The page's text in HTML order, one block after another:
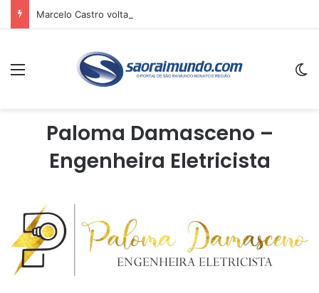
Menu
Paloma Damasceno –
Engenheira Eletricista